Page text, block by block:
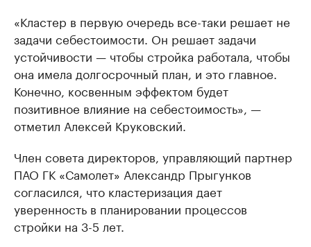
«Кластер в первую очередь все-таки решает не
задачи себестоимости. Он решает задачи
устойчивости — чтобы стройка работала, чтобы
она имела долгосрочный план, и это главное.
Конечно, косвенным эффектом будет
позитивное влияние на себестоимость», —
отметил Алексей Круковский.
Член совета директоров, управляющий партнер
ПАО ГК «Самолет» Александр Прыгунков
согласился, что кластеризация дает
уверенность в планировании процессов
стройки на 3-5 лет.